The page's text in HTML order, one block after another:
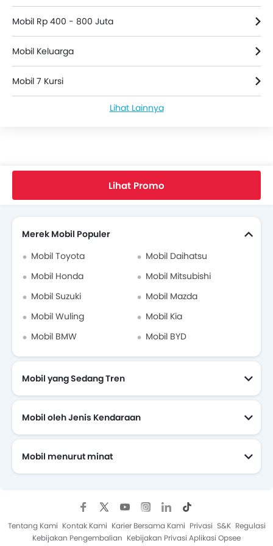
Mobil Rp 400 - 800 Juta
Mobil Keluarga
Mobil 7 Kursi
Mobil 1000 cc to 2000 ccLihat Lainnya
Lihat Promo
Cari Mobil Lain
Merek Mobil Populer
Mobil Toyota
Mobil Daihatsu
Mobil Honda
Mobil Mitsubishi
Mobil Suzuki
Mobil Mazda
Mobil Wuling
Mobil Kia
Mobil BMW
Mobil BYD
Mobil yang Sedang Tren
Mobil oleh Jenis Kendaraan
Mobil menurut minat
Tentang Kami Kontak Kami Karier Bersama Kami Privasi S&K Regulasi
Kebijakan Pengembalian Kebijakan Privasi Aplikasi Opsee